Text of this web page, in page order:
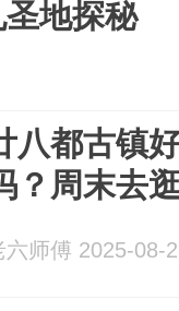
地探秘
八都古镇
？周末去
六师傅 2025-08-